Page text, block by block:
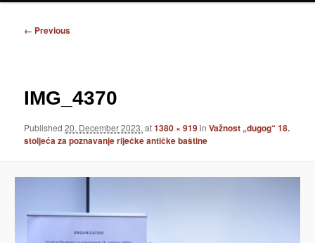
Image
← Previous
IMG_4370
Published20. December 2023. at1380 × 919inVažnost „dugog“ 18.
stoljeća za poznavanje riječke antičke baštine